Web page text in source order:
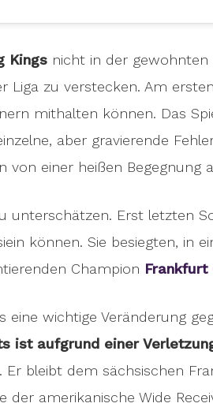
Kings nicht in der gewohnten
Liga zu verstecken. Am
mithalten können. Das
aber gravierende
einer heißen Begegnung
unterschätzen. Erst letzten
können. Sie besiegten, in
Champion Frankfurt
eine wichtige Veränderung
ist aufgrund einer
Er bleibt dem sächsischen
der amerikanische Wide